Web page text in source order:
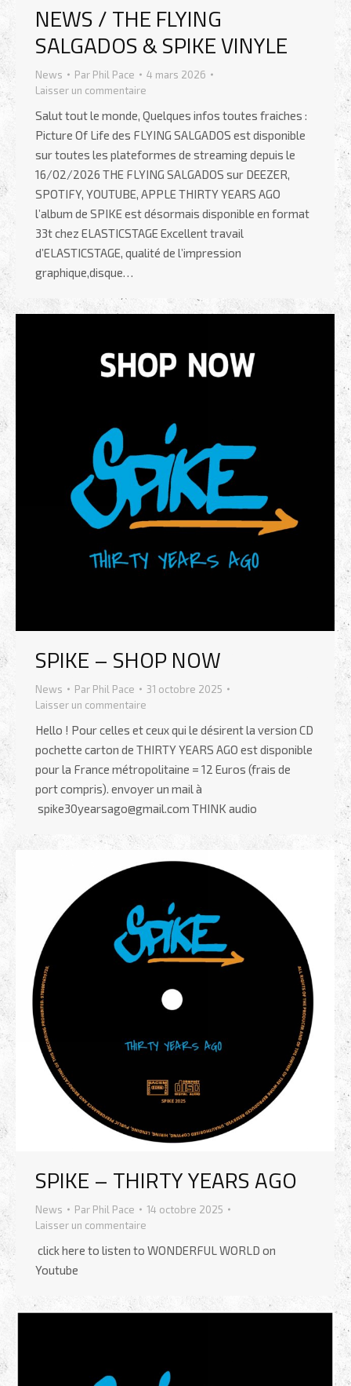
NEWS / THE FLYING
SALGADOS & SPIKE VINYLE
News Par Phil Pace
4 mars 2026
Laisser un commentaire
Salut tout le monde, Quelques infos toutes fraiches :
Picture Of Life des FLYING SALGADOS est disponible
sur toutes les plateformes de streaming depuis le
16/02/2026 THE FLYING SALGADOS sur DEEZER,
SPOTIFY, YOUTUBE, APPLE THIRTY YEARS AGO
l’album de SPIKE est désormais disponible en format
33t chez ELASTICSTAGE Excellent travail
d’ELASTICSTAGE, qualité de l’impression
graphique,disque…
SPIKE – SHOP NOW
News Par Phil Pace
31 octobre 2025
Laisser un commentaire
Hello ! Pour celles et ceux qui le désirent la version CD
pochette carton de THIRTY YEARS AGO est disponible
pour la France métropolitaine = 12 Euros (frais de
port compris). envoyer un mail à
spike30yearsago@gmail.com THINK audio
SPIKE – THIRTY YEARS AGO
News Par Phil Pace
14 octobre 2025
Laisser un commentaire
click here to listen to WONDERFUL WORLD on
Youtube